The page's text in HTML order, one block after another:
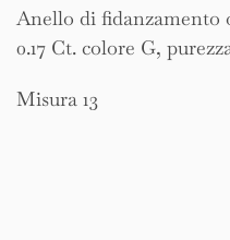
Anello di fidanzamento
0.17 Ct. colore G,
Misura 13